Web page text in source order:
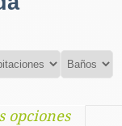
opciones